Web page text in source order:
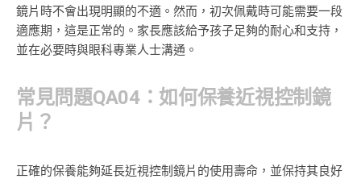
鏡片時不會出現明顯的不適。然而，初次佩戴時可能需要一段
適應期，這是正常的。家長應該給予孩子足夠的耐心和支持，
並在必要時與眼科專業人士溝通。
常見問題QA04：如何保養近視控制鏡
片？
正確的保養能夠延長近視控制鏡片的使用壽命，並保持其良好